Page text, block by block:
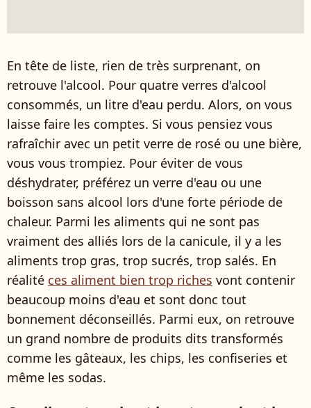
En tête de liste, rien de très surprenant, on
retrouve l'alcool. Pour quatre verres d'alcool
consommés, un litre d'eau perdu. Alors, on vous
laisse faire les comptes. Si vous pensiez vous
rafraîchir avec un petit verre de rosé ou une bière,
vous vous trompiez. Pour éviter de vous
déshydrater, préférez un verre d'eau ou une
boisson sans alcool lors d'une forte période de
chaleur. Parmi les aliments qui ne sont pas
vraiment des alliés lors de la canicule, il y a les
aliments trop gras, trop sucrés, trop salés. En
réalité ces aliment bien trop riches vont contenir
beaucoup moins d'eau et sont donc tout
bonnement déconseillés. Parmi eux, on retrouve
un grand nombre de produits dits transformés
comme les gâteaux, les chips, les confiseries et
même les sodas.